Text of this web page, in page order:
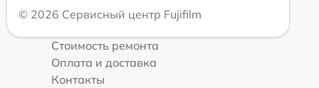
© 2026 Сервисный центр Fujifilm
Стоимость ремонта
Оплата и доставка
Контакты